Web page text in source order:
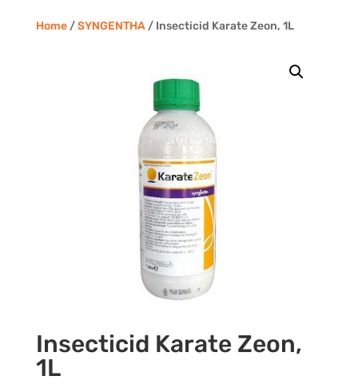
Home/SYNGENTHA/ Insecticid Karate Zeon, 1L
Insecticid Karate Zeon,
1L